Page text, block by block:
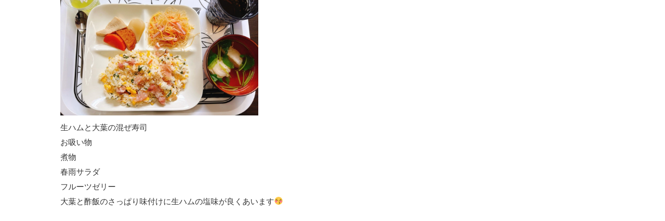
生ハムと大葉の混ぜ寿司
お吸い物
煮物
春雨サラダ
フルーツゼリー
大葉と酢飯のさっぱり味付けに生ハムの塩味が良くあいます